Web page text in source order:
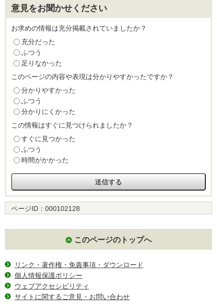
意見をお聞かせください
お求めの情報は充分掲載されていましたか？
充分だった
ふつう
足りなかった
このページの内容や表現は分かりやすかったですか？
分かりやすかった
ふつう
分かりにくかった
この情報はすぐに見つけられましたか？
すぐに見つかった
ふつう
時間がかかった
ページID： 000102128
このページのトップへ
リンク・著作権・免責事項・ダウンロード
個人情報保護ポリシー
ウェブアクセシビリティ
サイトに関するご意見・お問い合わせ